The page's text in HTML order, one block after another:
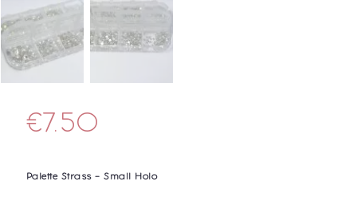
€7.50
Palette Strass – Small Holo